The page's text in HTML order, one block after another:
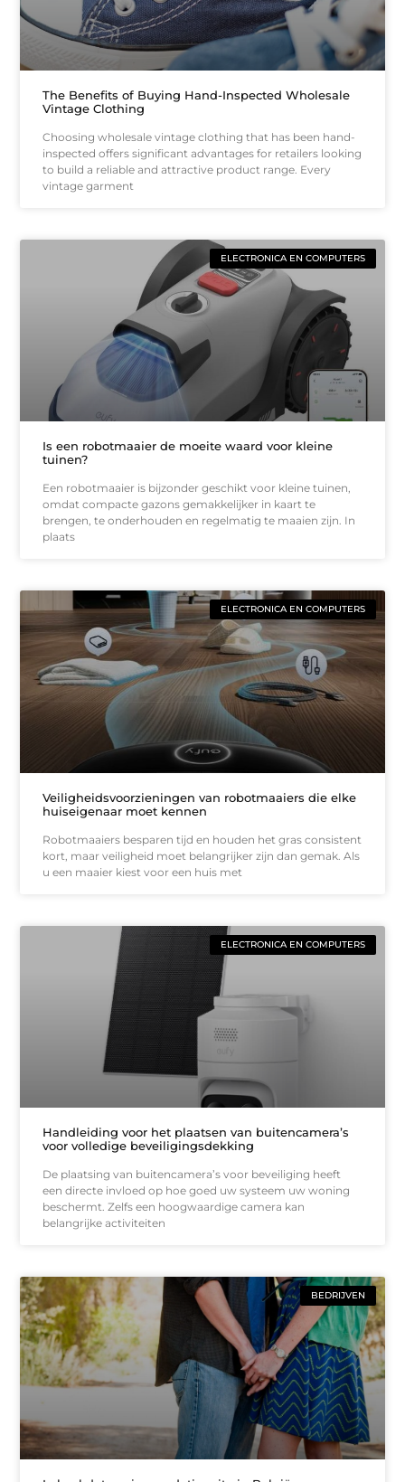
The Benefits of Buying Hand-Inspected Wholesale
Vintage Clothing
Choosing wholesale vintage clothing that has been hand-
inspected offers significant advantages for retailers looking
to build a reliable and attractive product range. Every
vintage garment
ELECTRONICA EN COMPUTERS
Is een robotmaaier de moeite waard voor kleine
tuinen?
Een robotmaaier is bijzonder geschikt voor kleine tuinen,
omdat compacte gazons gemakkelijker in kaart te
brengen, te onderhouden en regelmatig te maaien zijn. In
plaats
ELECTRONICA EN COMPUTERS
Veiligheidsvoorzieningen van robotmaaiers die elke
huiseigenaar moet kennen
Robotmaaiers besparen tijd en houden het gras consistent
kort, maar veiligheid moet belangrijker zijn dan gemak. Als
u een maaier kiest voor een huis met
ELECTRONICA EN COMPUTERS
Handleiding voor het plaatsen van buitencamera’s
voor volledige beveiligingsdekking
De plaatsing van buitencamera’s voor beveiliging heeft
een directe invloed op hoe goed uw systeem uw woning
beschermt. Zelfs een hoogwaardige camera kan
belangrijke activiteiten
BEDRIJVEN